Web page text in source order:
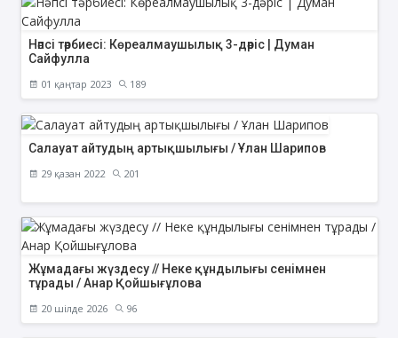
Нәпсі тәрбиесі: Көреалмаушылық 3-дәріс | Думан
Сайфулла
01 қаңтар 2023 189
Салауат айтудың артықшылығы / Ұлан Шарипов
29 қазан 2022 201
Жұмадағы жүздесу // Неке құндылығы сенімнен
тұрады / Анар Қойшығұлова
20 шілде 2026 96